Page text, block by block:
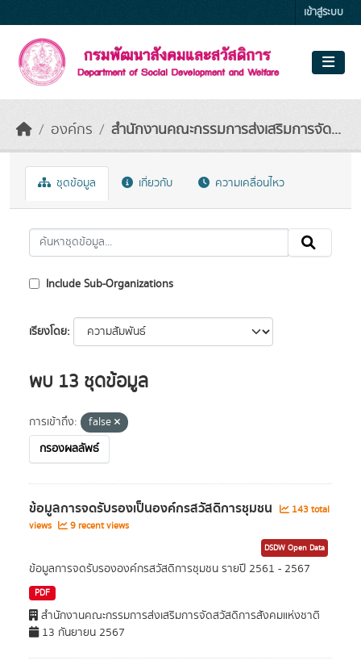
เข้าสู่ระบบ
องค์กร สำนักงานคณะกรรมการส่งเสริมการจัด...
ชุดข้อมูล เกี่ยวกับ ความเคลื่อนไหว
Include Sub-Organizations
เรียงโดย
พบ 13 ชุดข้อมูล
การเข้าถึง:
false
กรองผลลัพธ์
ข้อมูลการจดรับรองเป็นองค์กรสวัสดิการชุมชน
143 total
views
9 recent views
DSDW Open Data
ข้อมูลการจดรับรององค์กรสวัสดิการชุมชน รายปี 2561 - 2567
PDF
สำนักงานคณะกรรมการส่งเสริมการจัดสวัสดิการสังคมแห่งชาติ
13 กันยายน 2567